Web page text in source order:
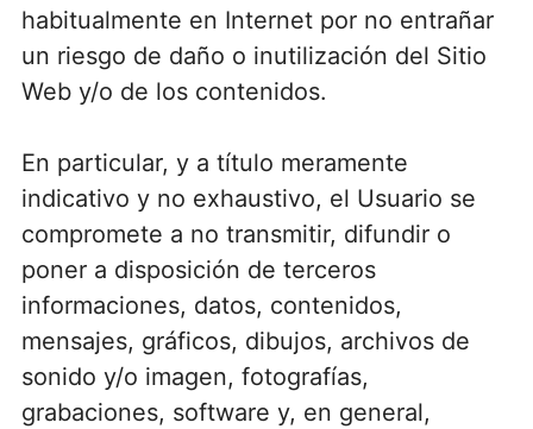
habitualmente en Internet por no entrañar
un riesgo de daño o inutilización del Sitio
Web y/o de los contenidos.
En particular, y a título meramente
indicativo y no exhaustivo, el Usuario se
compromete a no transmitir, difundir o
poner a disposición de terceros
informaciones, datos, contenidos,
mensajes, gráficos, dibujos, archivos de
sonido y/o imagen, fotografías,
grabaciones, software y, en general,